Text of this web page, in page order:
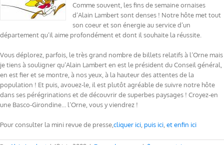
Comme souvent, les fins de semaine ornaises
d’Alain Lambert sont denses ! Notre hôte met tout
son coeur et son énergie au service d’un
département qu’il aime profondément et dont il souhaite la réussite.
Vous déplorez, parfois, le très grand nombre de billets relatifs à l’Orne mais
je tiens à souligner qu’Alain Lambert en est le président du Conseil général,
en est fier et se montre, à nos yeux, à la hauteur des attentes de la
population ! Et puis, avouez-le, il est plutôt agréable de suivre notre hôte
dans ses pérégrinations et de découvrir de superbes paysages ! Croyez-en
une Basco-Girondine… l’Orne, vous y viendrez !
Pour consulter la mini revue de presse,cliquer ici puis ici et enfin ici